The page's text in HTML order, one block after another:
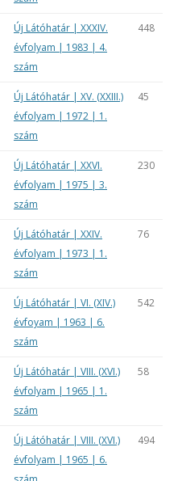
Új Látóhatár | XXXIV.
évfolyam | 1983 | 4.
szám
448
Új Látóhatár | XV. (XXIII.)
évfolyam | 1972 | 1.
szám
45
Új Látóhatár | XXVI.
évfolyam | 1975 | 3.
szám
230
Új Látóhatár | XXIV.
évfolyam | 1973 | 1.
szám
76
Új Látóhatár | VI. (XIV.)
évfoyam | 1963 | 6.
szám
542
Új Látóhatár | VIII. (XVI.)
évfolyam | 1965 | 1.
szám
58
Új Látóhatár | VIII. (XVI.)
évfolyam | 1965 | 6.
494